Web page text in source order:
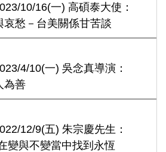
10/16(一) 高碩泰大使：
哀愁－台美關係甘苦談
4/10(一) 吳念真導演：
為善
12/9(五) 朱宗慶先生：
變與不變當中找到永恆